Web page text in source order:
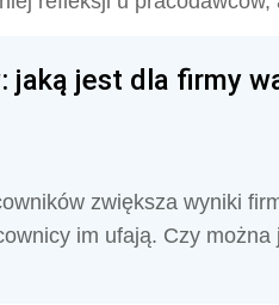
jaką jest dla firmy
zwiększa wyniki
im ufają. Czy